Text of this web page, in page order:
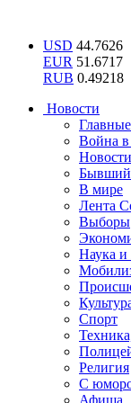
USD 44.7626
EUR 51.6717
RUB 0.49218
Новости
Война
В мире
Лента
Выборы
Наука и
Спорт
Религия
С
Афиша